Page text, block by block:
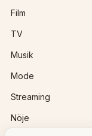
Film
TV
Musik
Mode
Streaming
Nöje